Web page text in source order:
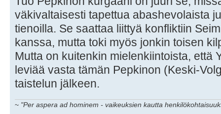
väkivaltaisesti tapettua abashevolaista
tienoilla. Se saattaa liittyä konfliktiin
kanssa, mutta toki myös jonkin toisen
Mutta on kuitenkin mielenkiintoista, että
leviää vasta tämän Pepkinon (Keski-
taistelun jälkeen.
~ "Per aspera ad hominem - vaikeuksien kautta